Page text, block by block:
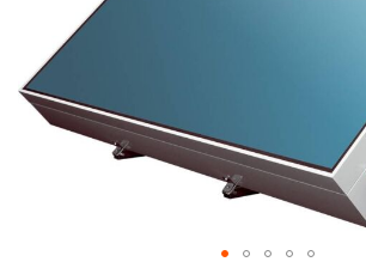
συλλογής
εικόνων